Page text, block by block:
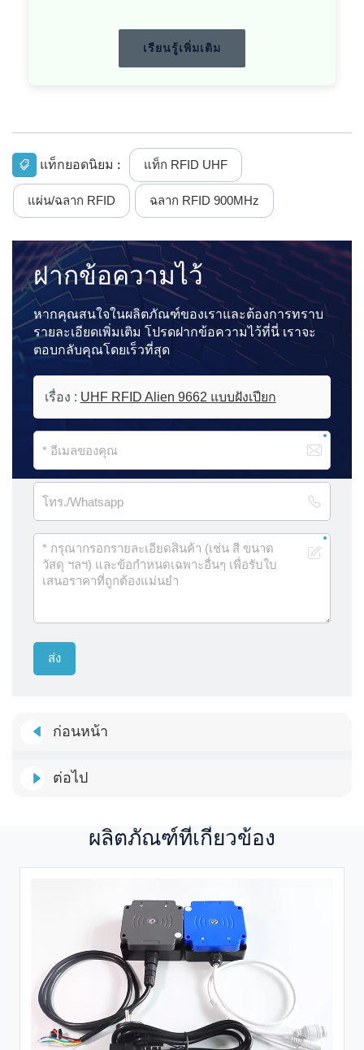
เรียนรู้เพิ่มเติม
แท็กยอดนิยม : แท็ก RFID UHF
แผ่น/ฉลาก RFID ฉลาก RFID 900MHz
ฝากข้อความไว้
หากคุณสนใจในผลิตภัณฑ์ของเราและต้องการทราบ
รายละเอียดเพิ่มเติม โปรดฝากข้อความไว้ที่นี่ เราจะ
ตอบกลับคุณโดยเร็วที่สุด
เรื่อง : UHF RFID Alien 9662 แบบฝังเปียก
ส่ง
ก่อนหน้า
ต่อไป
ผลิตภัณฑ์ที่เกี่ยวข้อง